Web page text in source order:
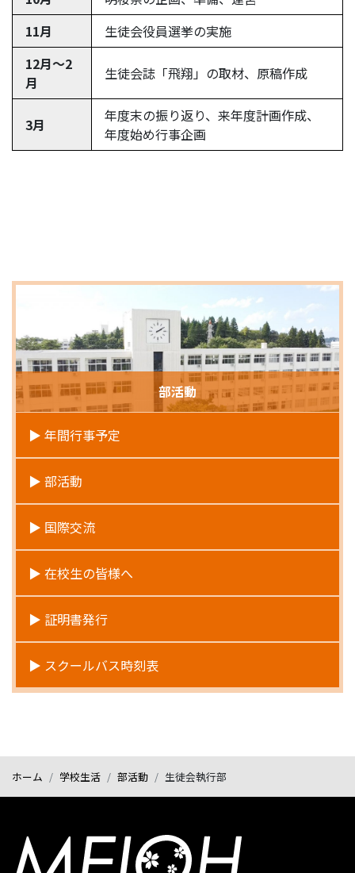
11月
生徒会役員選挙の実施
12月〜2
月
生徒会誌「飛翔」の取材、原稿作成
3月
年度末の振り返り、来年度計画作成、
年度始め行事企画
部活動
年間行事予定
部活動
国際交流
在校生の皆様へ
証明書発行
スクールバス時刻表
ホーム 学校生活 部活動 生徒会執行部